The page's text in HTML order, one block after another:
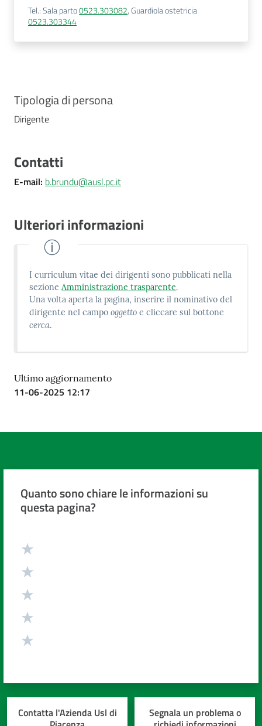
Novità
Imprese
ed Enti
Seguici
su
Tel.:Sala parto0523.303082,Guardiola ostetricia
0523.303344
Tipologia di persona
Dirigente
Contatti
E-mail: b.brundu@ausl.pc.it
Ulteriori informazioni
I curriculum vitae dei dirigenti sono pubblicati nella
sezioneAmministrazione trasparente.
Una volta aperta la pagina, inserire il nominativo del
dirigente nel campooggetto e cliccare sul bottone
cerca.
Ultimo aggiornamento
11-06-2025 12:17
Quanto sono chiare le informazioni su
questa pagina?
Contatta l'Azienda Usl di
Segnala un problema o